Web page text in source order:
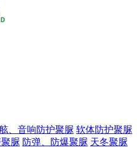
、音响防护聚脲 软体防护聚脲
脲 防弹、防爆聚脲 天冬聚脲